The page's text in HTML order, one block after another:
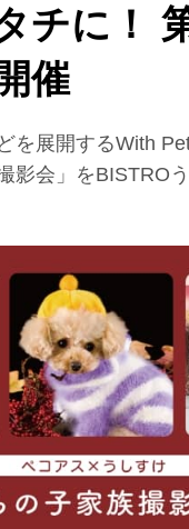
チに！
催
展開するWith
会」をBISTRO